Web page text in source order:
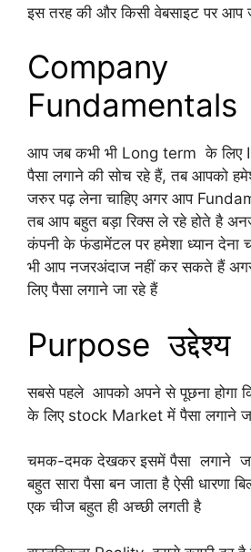
इस तरह की और किसी वेबसाइट पर
Company
Fundamentals
आप जब कभी भी Long term के लिए
पैसा लगाने की सोच रहे हैं, तब आपको
जरुर पढ़ लेना चाहिए अगर आप
तब आप बहुत बड़ा रिक्स ले रहे होते है
कंपनी के फंडामेंटल पर हमेशा ध्यान देना
भी आप नजरअंदाज नहीं कर सकते हैं
लिए पैसा लगाने जा रहे हैं
Purpose उद्देश्य
सबसे पहले आपको अपने से पूछना होगा
के लिए stock Market में पैसा लगाने
चमक-दमक देखकर इसमें पैसा लगाने जा
बहुत सारा पैसा बन जाता है ऐसी धारणा
एक चीज बहुत ही अच्छी लगती है